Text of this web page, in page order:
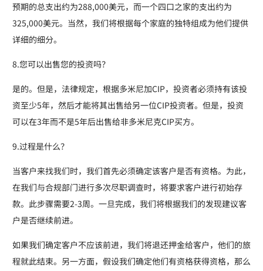
预期的总支出约为288,000美元，而一个四口之家的支出约为
325,000美元。当然，我们将根据每个家庭的独特组成为他们提供
详细的细分。
8.您可以出售您的投资吗？
是的。但是，法律规定，根据多米尼加CIP，投资者必须持有该投
资至少5年，然后才能将其出售给另一位CIP投资者。但是，投资
可以在3年而不是5年后出售给非多米尼克CIP买方。
9.过程是什么？
当客户来找我们时，我们首先必须确定该客户是否有资格。为此，
在我们与合规部门进行多次尽职调查时，将要求客户进行初始存
款。此步骤需要2-3周。一旦完成，我们将根据我们的发现建议客
户是否继续前进。
如果我们确定客户不应该前进，我们将退还押金给客户，他们的旅
程就此结束。另一方面，假设我们确定他们有资格获得资格，那么